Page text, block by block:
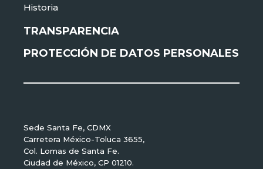
Historia
TRANSPARENCIA
PROTECCIÓN DE DATOS PERSONALES
Sede Santa Fe, CDMX
Carretera México-Toluca 3655,
Col. Lomas de Santa Fe.
Ciudad de México, CP 01210.